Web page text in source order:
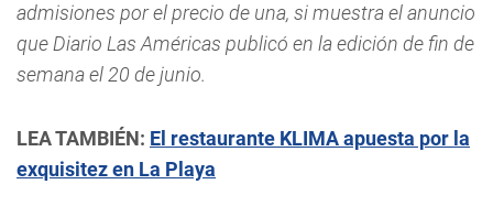
admisiones porel precio de una, si muestra el anuncio
que Diario Las Américas publicó en la edición de fin de
semana el 20 de junio.
LEA TAMBIÉN: El restaurante KLIMA apuesta por la
exquisitez en La Playa